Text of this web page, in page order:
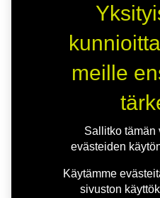
meille
Sallitko tämän
evästeiden
Käytämme
sivuston